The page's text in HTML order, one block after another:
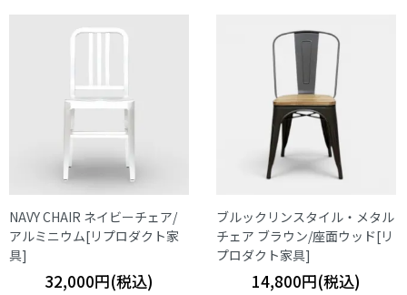
NAVY CHAIR ネイビーチェア/
アルミニウム[リプロダクト家
具]
32,000円(税込)
ブルックリンスタイル・メタル
チェア ブラウン/座面ウッド[リ
プロダクト家具]
14,800円(税込)